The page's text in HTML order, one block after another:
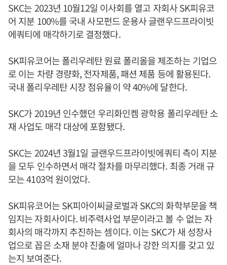
SKC는 2023년 10월12일 이사회를 열고 자회사 SK피유코
어 지분 100%를 국내 사모펀드 운용사 글랜우드프라이빗
에쿼티에 매각하기로 결정했다.
SK피유코어는 폴리우레탄 원료 폴리올을 제조하는 기업으
로 이는 차량 경량화, 전자제품, 패션 제품 등에 활용된다.
국내 폴리우레탄 시장 점유율이 약 40%에 달한다.
SKC가 2019년 인수했던 우리화인켐 광학용 폴리우레탄 소
재 사업도 매각 대상에 포함됐다.
SKC는 2024년 3월1일 글랜우드프라이빗에쿼티 측이 지분
을 모두 인수하면서 매각 절차를 마무리했다. 최종 거래 규
모는 4103억 원이었다.
SK피유코어는 SK피아이씨글로벌과 SKC의 화학부문을 책
임지는 자회사이다. 비주력사업 부문이라고 볼 수 없는 자
회사의 매각까지 추진하는 셈이다. 이는 SKC가 새 성장사
업으로 꼽은 소재 분야 진출에 얼마나 강한 의지를 갖고 있
는지 보여준다.